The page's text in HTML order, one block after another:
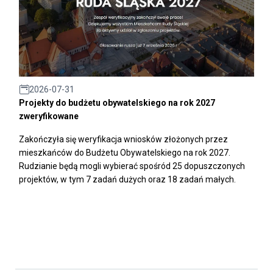
2026-07-31
Projekty do budżetu obywatelskiego na rok 2027
zweryfikowane
Zakończyła się weryfikacja wniosków złożonych przez
mieszkańców do Budżetu Obywatelskiego na rok 2027.
Rudzianie będą mogli wybierać spośród 25 dopuszczonych
projektów, w tym 7 zadań dużych oraz 18 zadań małych.